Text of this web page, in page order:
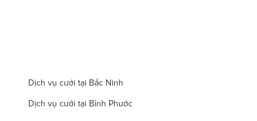
Dịch vụ cưới tại Bắc Ninh
Dịch vụ cưới tại Bình Phước